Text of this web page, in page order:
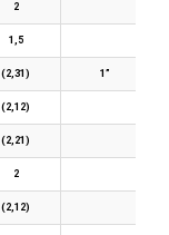
2
1,5
(2,31) 1”
(2,12)
(2,21)
2
(2,12)